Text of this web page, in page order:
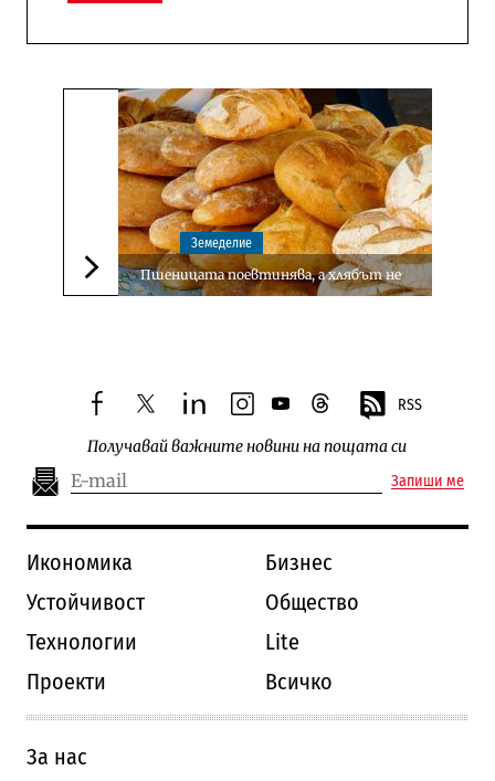
Следваща новина
Земеделие
Пшеницата поевтинява, а хлябът не
facebooktwitterlinkedininstagram
youtubethreads RSS
Получавай важните новини на пощата си
Запиши ме
Икономика
Бизнес
Устойчивост
Общество
Технологии
Lite
Проекти
Всичко
За нас